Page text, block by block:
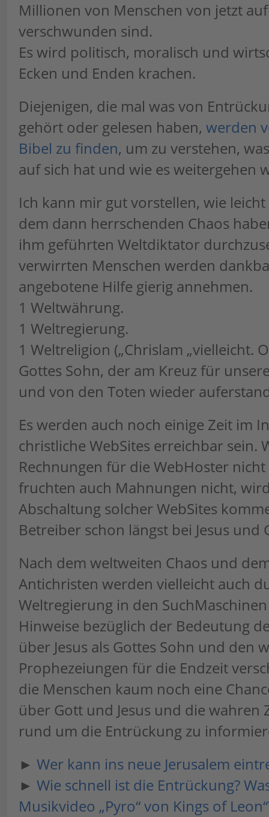
Millionen von Menschen von jetzt
verschwunden sind.
Es wird politisch, moralisch und
Ecken und Enden krachen.
Diejenigen, die mal was von
gehört oder gelesen haben, werden
Bibel zu finden, um zu verstehen,
auf sich hat und wie es weitergehen
Ich kann mir gut vorstellen, wie
dem dann herrschenden Chaos
ihm geführten Weltdiktator
verwirrten Menschen werden
angebotene Hilfe gierig annehmen.
1 Weltwährung.
1 Weltregierung.
1 Weltreligion („Chrislam „vielleicht.
Gottes Sohn, der am Kreuz für
und von den Toten wieder
Es werden auch noch einige Zeit im
christliche WebSites erreichbar sein.
Rechnungen für die WebHoster
fruchten auch Mahnungen nicht,
Abschaltung solcher WebSites
Betreiber schon längst bei Jesus und
Nach dem weltweiten Chaos und
Antichristen werden vielleicht auch
Weltregierung in den
Hinweise bezüglich der Bedeutung
über Jesus als Gottes Sohn und den
Prophezeiungen für die Endzeit
die Menschen kaum noch eine
über Gott und Jesus und die wahren
rund um die Entrückung zu
► Wer kann ins neue Jerusalem
► Wie schnell ist die Entrückung?
Musikvideo „Pyro“ von Kings of